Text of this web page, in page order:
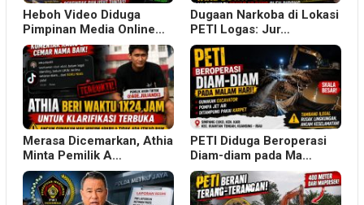
Heboh Video Diduga
Pimpinan Media Online…
Dugaan Narkoba di Lokasi
PETI Logas: Jur…
Merasa Dicemarkan, Athia
Minta Pemilik A…
PETI Diduga Beroperasi
Diam-diam pada Ma…